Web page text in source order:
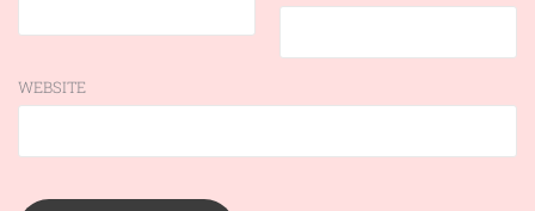
WEBSITE